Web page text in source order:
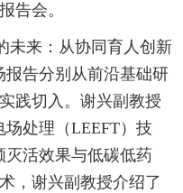
告会。
未来：从协同育人创新
报告分别从前沿基础研
践切入。谢兴副教授
场处理（LEEFT）技
灭活效果与低碳低药
，谢兴副教授介绍了